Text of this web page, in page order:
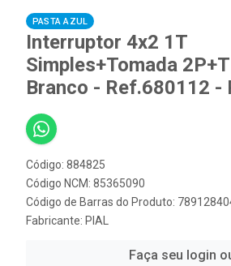
PASTA AZUL
Interruptor 4x2 1T
Simples+Tomada
Branco - Ref.680112 -
Código: 884825
Código NCM: 85365090
Código de Barras do Produto:
Fabricante: PIAL
Faça seu login